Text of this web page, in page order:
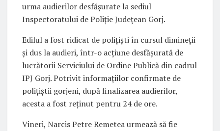
urma audierilor desfășurate la sediul
Inspectoratului de Poliție Județean Gorj.
Edilul a fost ridicat de polițiști în cursul dimineții
și dus la audieri, într-o acțiune desfășurată de
lucrătorii Serviciului de Ordine Publică din cadrul
IPJ Gorj. Potrivit informațiilor confirmate de
polițiștii gorjeni, după finalizarea audierilor,
acesta a fost reținut pentru 24 de ore.
Vineri, Narcis Petre Remetea urmează să fie